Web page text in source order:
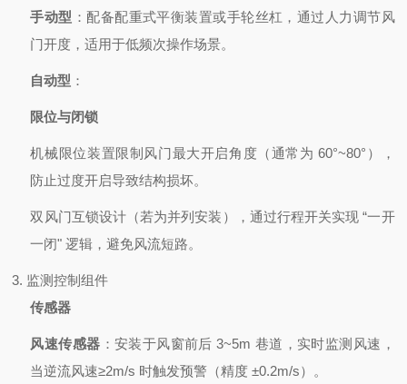
手动型 ：配备配重式平衡装置或手轮丝杠，通过人力调节风
门开度，适用于低频次操作场景。
自动型 ：
限位与闭锁
机械限位装置限制风门最大开启角度（通常为 60°~80°），
防止过度开启导致结构损坏。
双风门互锁设计（若为并列安装），通过行程开关实现 “一开
一闭" 逻辑，避免风流短路。
3. 监测控制组件
传感器
风速传感器 ：安装于风窗前后 3~5m 巷道，实时监测风速，
当逆流风速≥2m/s 时触发预警（精度 ±0.2m/s）。